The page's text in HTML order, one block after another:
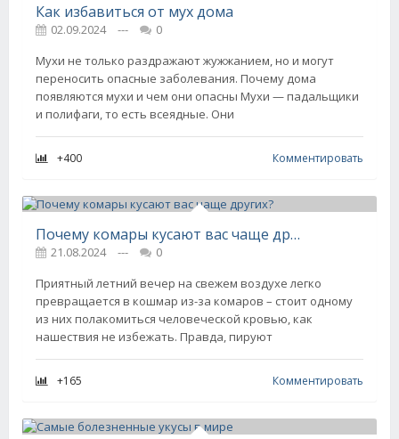
Как избавиться от мух дома
02.09.2024 ---
0
Мухи не только раздражают жужжанием, но и могут
переносить опасные заболевания. Почему дома
появляются мухи и чем они опасны Мухи — падальщики
и полифаги, то есть всеядные. Они
+400 Комментировать
Почему комары кусают вас чаще других?
21.08.2024 ---
0
Приятный летний вечер на свежем воздухе легко
превращается в кошмар из-за комаров – стоит одному
из них полакомиться человеческой кровью, как
нашествия не избежать. Правда, пируют
+165 Комментировать